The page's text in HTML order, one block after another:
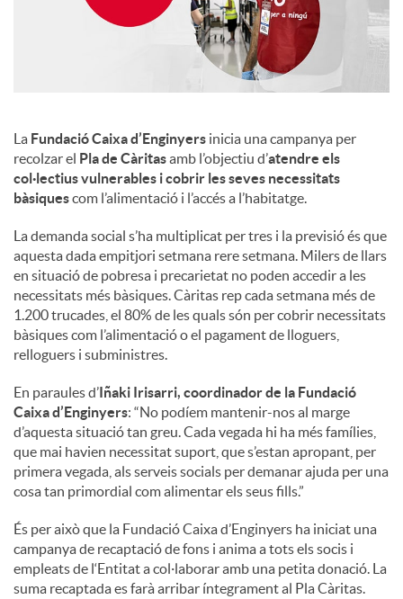
La Fundació Caixa d’Enginyers inicia una campanya per
recolzar el Pla de Càritasamb l’objectiu d’atendre els
col·lectius vulnerables i cobrir les seves necessitats
bàsiquescom l’alimentació i l’accés a l’habitatge.
La demanda social s’ha multiplicat per tres i la previsió és que
aquesta dada empitjori setmana rere setmana. Milers de llars
en situació de pobresa i precarietat no poden accedir a les
necessitats més bàsiques. Càritas rep cada setmana més de
1.200 trucades, el 80% de les quals són per cobrir necessitats
bàsiques com l’alimentació o el pagament de lloguers,
relloguers i subministres.
En paraules d’ Iñaki Irisarri, coordinador de la Fundació
Caixa d’Enginyers: “No podíem mantenir-nos al marge
d’aquesta situació tan greu. Cada vegada hi ha més famílies,
que mai havien necessitat suport, que s’estan apropant, per
primera vegada, als serveis socials per demanar ajuda per una
cosa tan primordial com alimentar els seus fills.”
És per això que la Fundació Caixa d’Enginyers ha iniciat una
campanya de recaptació de fons i anima a tots els socis i
empleats de l‘Entitat a col·laborar amb una petita donació. La
suma recaptada es farà arribar íntegrament al Pla Càritas.